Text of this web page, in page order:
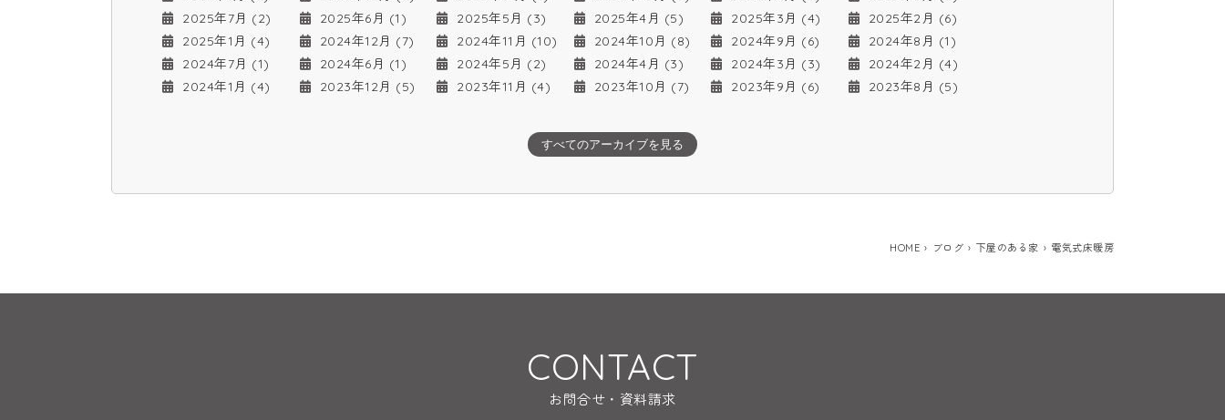
2025年7月 (2)
2025年6月 (1) 2025年5月 (3) 2025年4月 (5) 2025年3月 (4)
2025年2月 (6)
2025年1月 (4)
2024年12月 (7) 2024年11月 (10) 2024年10月 (8) 2024年9月 (6)
2024年8月 (1)
2024年7月 (1)
2024年6月 (1) 2024年5月 (2) 2024年4月 (3) 2024年3月 (3)
2024年2月 (4)
2024年1月 (4)
2023年12月 (5) 2023年11月 (4) 2023年10月 (7) 2023年9月 (6) 2023年8月 (5)
すべてのアーカイブを見る
HOME ブログ 下屋のある家 電気式床暖房
CONTACT
お問合せ・資料請求